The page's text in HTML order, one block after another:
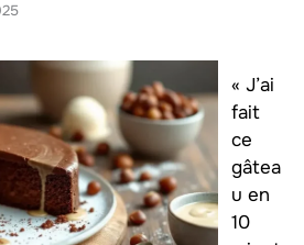
« J’ai
fait
ce
gâtea
u en
10